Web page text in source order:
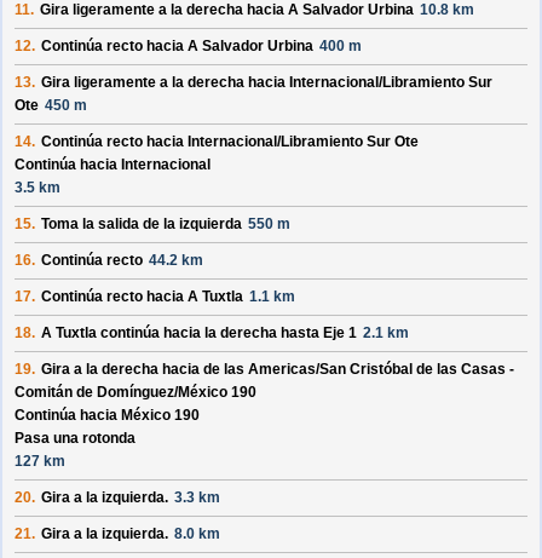
11. Gira ligeramente a la derecha hacia A Salvador Urbina 10.8 km
12. Continúa recto hacia A Salvador Urbina 400 m
13. Gira ligeramente a la derecha hacia Internacional/Libramiento Sur
Ote 450 m
14. Continúa recto hacia Internacional/Libramiento Sur Ote
Continúa hacia Internacional
3.5 km
15. Toma la salida de la izquierda 550 m
16. Continúa recto 44.2 km
17. Continúa recto hacia A Tuxtla 1.1 km
18. A Tuxtla continúa hacia la derecha hasta Eje 1 2.1 km
19. Gira a la derecha hacia de las Americas/San Cristóbal de las Casas -
Comitán de Domínguez/México 190
Continúa hacia México 190
Pasa una rotonda
127 km
20. Gira a la izquierda. 3.3 km
21. Gira a la izquierda. 8.0 km